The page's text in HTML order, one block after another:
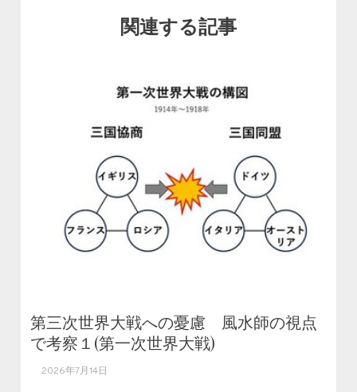
関連する記事
第三次世界大戦への憂慮 風水師の視点
で考察１(第一次世界大戦)
2026年7月14日